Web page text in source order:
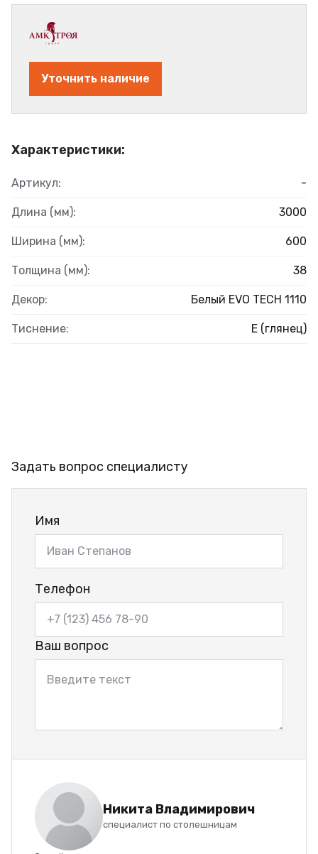
Характеристики:
Артикул: -
Длина (мм): 3000
Ширина (мм): 600
Толщина (мм): 38
Декор: Белый EVO TECH 1110
Тиснение: E (глянец)
Уточнить наличие
Задать вопрос специалисту
Имя
Телефон
Ваш вопрос
Никита Владимирович
специалист по столешницам